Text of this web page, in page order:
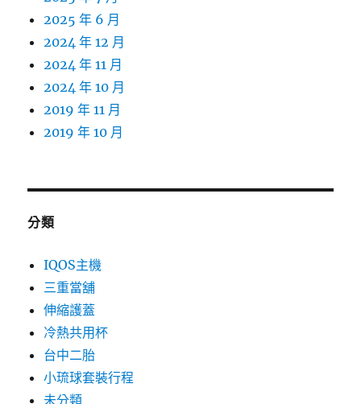
2025 年 6 月
2024 年 12 月
2024 年 11 月
2024 年 10 月
2019 年 11 月
2019 年 10 月
分類
IQOS主機
三重當舖
伸縮護蓋
冷熱共用杯
台中二胎
小琉球套裝行程
未分類